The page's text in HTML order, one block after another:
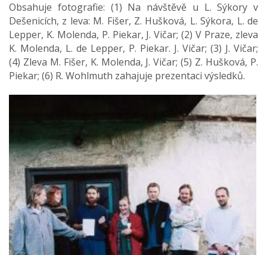
Obsahuje fotografie: (1) Na návštěvě u L. Sýkory v
Dešenicích, z leva: M. Fišer, Z. Hušková, L. Sýkora, L. de
Lepper, K. Molenda, P. Piekar, J. Vičar; (2) V Praze, zleva
K. Molenda, L. de Lepper, P. Piekar. J. Vičar; (3) J. Vičar;
(4) Zleva M. Fišer, K. Molenda, J. Vičar; (5) Z. Hušková, P.
Piekar; (6) R. Wohlmuth zahajuje prezentaci výsledků.